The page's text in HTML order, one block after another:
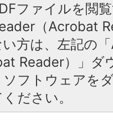
ファイルを閲
（Acrobat
方は、左記の
Reader）」ダ
フトウェアを
ださい。